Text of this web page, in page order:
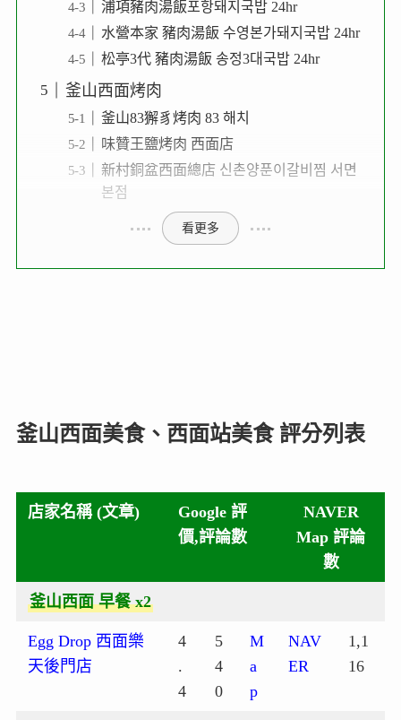
浦項豬肉湯飯포항돼지국밥 24hr
水營本家 豬肉湯飯 수영본가돼지국밥 24hr
松亭3代 豬肉湯飯 송정3대국밥 24hr
釜山西面烤肉
釜山83獬豸烤肉 83 해치
味贊王鹽烤肉 西面店
新村銅盆西面總店 신촌양푼이갈비찜 서면
본점
看更多
釜山西面美食、西面站美食 評分列表
店家名稱 (文章)
Google 評
價,評論數
NAVER
Map 評論
數
釜山西面 早餐 x2
Egg Drop 西面樂
天後門店
4
.
4
5
4
0
M
a
p
NAV
ER
1,1
16